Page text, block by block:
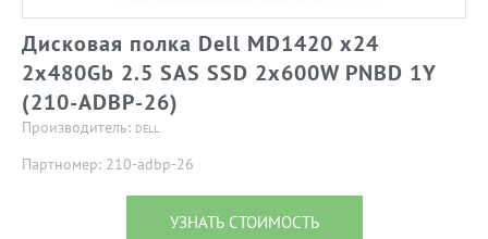
Дисковая полка Dell MD1420 x24
2x480Gb 2.5 SAS SSD 2x600W PNBD 1Y
(210-ADBP-26)
Производитель: DELL
Партномер: 210-adbp-26
УЗНАТЬ СТОИМОСТЬ